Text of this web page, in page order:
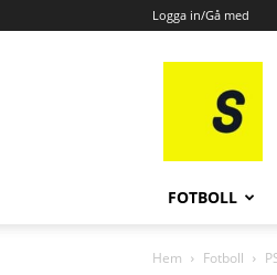
Logga in/Gå med
FOTBOLL
Hem Fotboll